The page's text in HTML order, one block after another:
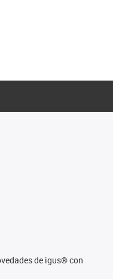
de igus® con